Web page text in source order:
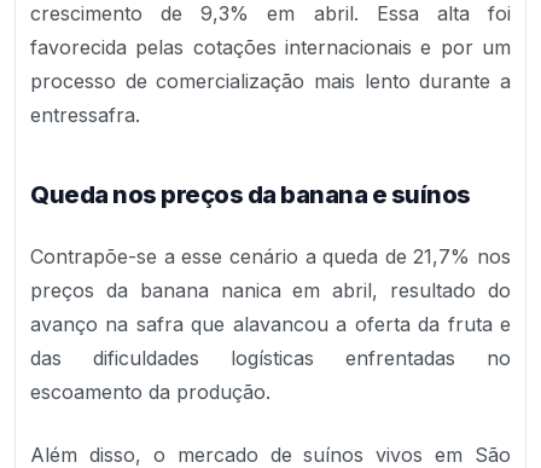
crescimento de 9,3% em abril. Essa alta foi
favorecida pelas cotações internacionais e por um
processo de comercialização mais lento durante a
entressafra.
Queda nos preços da banana e suínos
Contrapõe-se a esse cenário a queda de 21,7% nos
preços da banana nanica em abril, resultado do
avanço na safra que alavancou a oferta da fruta e
das dificuldades logísticas enfrentadas no
escoamento da produção.
Além disso, o mercado de suínos vivos em São